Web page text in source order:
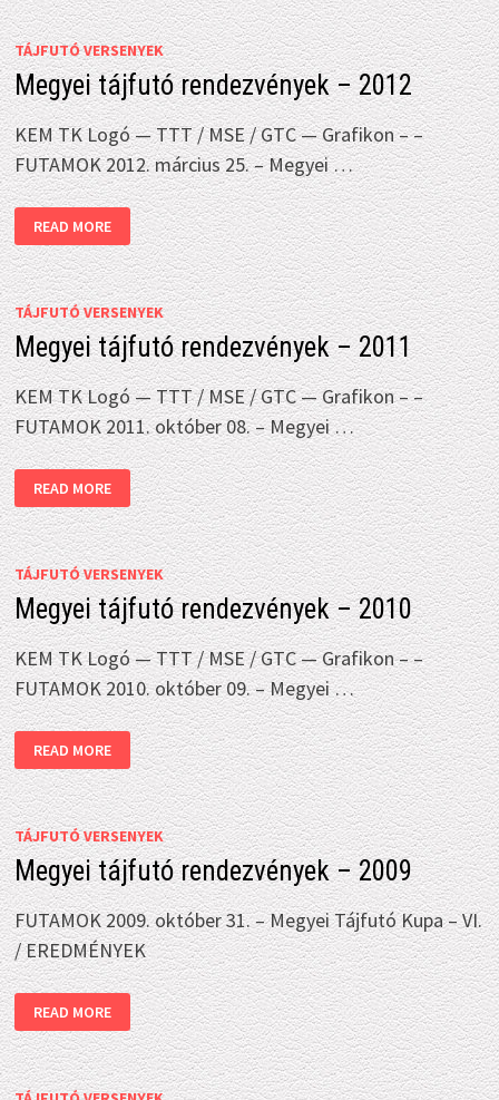
TÁJFUTÓ VERSENYEK
Megyei tájfutó rendezvények – 2012
KEM TK Logó — TTT / MSE / GTC — Grafikon – –
FUTAMOK 2012. március 25. – Megyei …
TÁJFUTÓ
RENDEZVÉNYEK
–
2012
READ MORE
TÁJFUTÓ VERSENYEK
Megyei tájfutó rendezvények – 2011
KEM TK Logó — TTT / MSE / GTC — Grafikon – –
FUTAMOK 2011. október 08. – Megyei …
TÁJFUTÓ
RENDEZVÉNYEK
–
2011
READ MORE
TÁJFUTÓ VERSENYEK
Megyei tájfutó rendezvények – 2010
KEM TK Logó — TTT / MSE / GTC — Grafikon – –
FUTAMOK 2010. október 09. – Megyei …
TÁJFUTÓ
RENDEZVÉNYEK
–
2010
READ MORE
TÁJFUTÓ VERSENYEK
Megyei tájfutó rendezvények – 2009
FUTAMOK 2009. október 31. – Megyei Tájfutó Kupa – VI.
/ EREDMÉNYEK
TÁJFUTÓ
RENDEZVÉNYEK
–
2009
READ MORE